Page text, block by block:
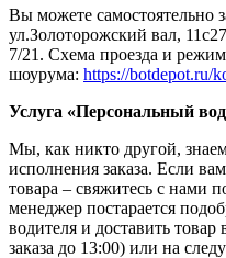
Вы можете самостоятельно
ул.Золоторожский вал,
7/21. Схема проезда и
шоурума: https://botdepot.ru/
Услуга «Персональный
Мы, как никто другой,
исполнения заказа. Если
товара – свяжитесь с нами
менеджер постарается
водителя и доставить
заказа до 13:00) или на